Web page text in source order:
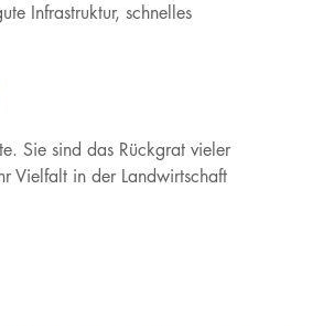
Infrastruktur, schnelles
Sie sind das Rückgrat vieler
Vielfalt in der Landwirtschaft